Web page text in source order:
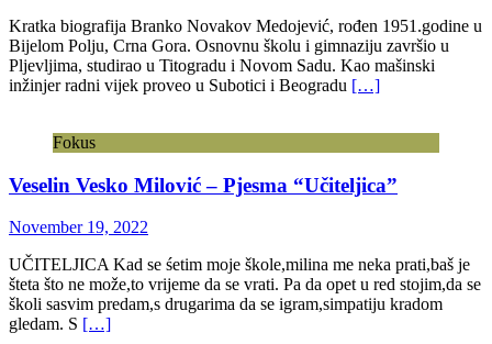
Kratka biografija Branko Novakov Medojević, rođen 1951.godine u
Bijelom Polju, Crna Gora. Osnovnu školu i gimnaziju završio u
Pljevljima, studirao u Titogradu i Novom Sadu. Kao mašinski
inžinjer radni vijek proveo u Subotici i Beogradu […]
Fokus
Veselin Vesko Milović – Pjesma “Učiteljica”
November 19, 2022
UČITELJICA Kad se śetim moje škole,milina me neka prati,baš je
šteta što ne može,to vrijeme da se vrati. Pa da opet u red stojim,da se
školi sasvim predam,s drugarima da se igram,simpatiju kradom
gledam. S […]